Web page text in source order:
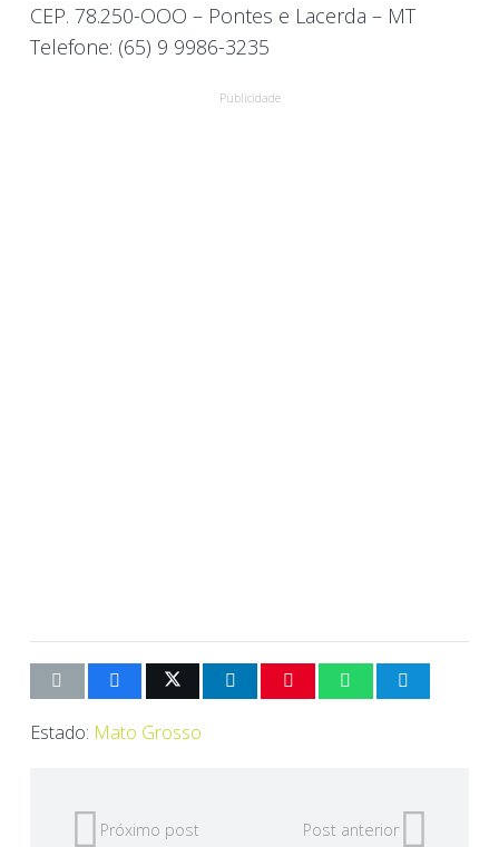
CEP. 78.250-OOO – Pontes e Lacerda – MT
Telefone: (65) 9 9986-3235
Publicidade
Estado: Mato Grosso
Próximo post Post anterior